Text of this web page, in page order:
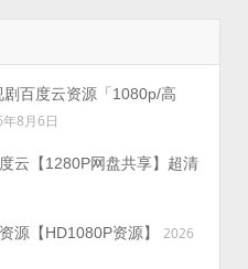
剧百度云资源「1080p/高
8月6日
云【1280P网盘共享】超清
源【HD1080P资源】
2026